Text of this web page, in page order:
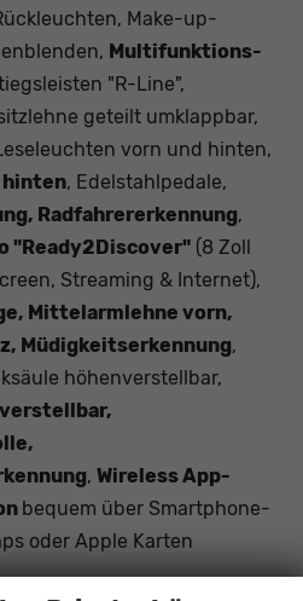
Make-up-
Multifunktions-
"R-Line",
geteilt umklappbar,
vorn und hinten,
hinten, Edelstahlpedale,
Radfahrererkennung,
"Ready2Discover" (8 Zoll
Streaming & Internet),
Mittelarmlehne vorn,
Müdigkeitserkennung,
höhenverstellbar,
, Wireless App-
bequem über Smartphone-
oder Apple Karten